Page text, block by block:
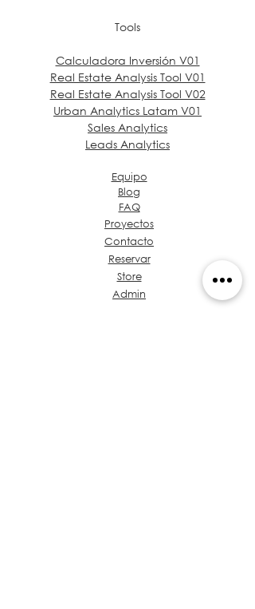
Tools
Calculadora Inversión V01
Real Estate Analysis Tool V01
Real Estate Analysis Tool V02
Urban Analytics Latam V01
Sales Analytics
Leads Analytics
Equipo
Blog
FAQ
Proyectos
Contacto
Reservar
Store
Admin